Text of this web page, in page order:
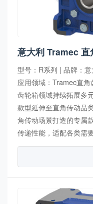
意大利 Tramec
型号：R系列 | 品牌：
应用领域：Tramec直
齿轮箱领域持续拓展多
款型延伸至直角传动品
角传动场景打造的专属
传递性能，适配各类需